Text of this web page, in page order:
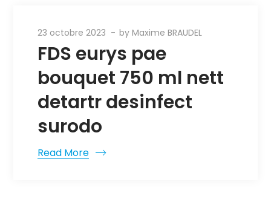
23 octobre 2023 byMaxime BRAUDEL
FDS eurys pae
bouquet 750 ml nett
detartr desinfect
surodo
Read More